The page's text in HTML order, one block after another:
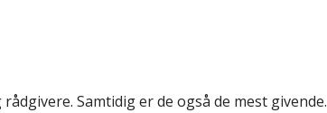
Samtidig er de også de mest givende.